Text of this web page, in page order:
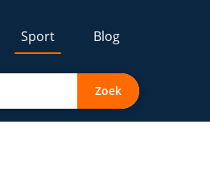
Sport Blog
Zoek